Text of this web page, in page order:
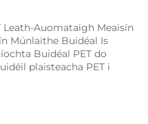
Leath-Auomataigh Meaisín
Múnlaithe Buidéal Is
Buidéal PET do
plaisteacha PET i